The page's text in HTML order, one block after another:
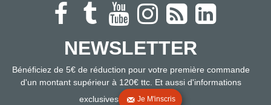
NEWSLETTER
Bénéficiez de 5€ de réduction pour votre première commande
d'un montant supérieur à 120€ ttc. Et aussi d'informations
exclusives
Je M'inscris